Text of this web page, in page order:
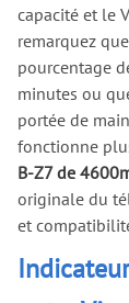
capacité et le
remarquez
pourcentage
minutes ou
portée de
fonctionne
B-Z7 de
originale du
et